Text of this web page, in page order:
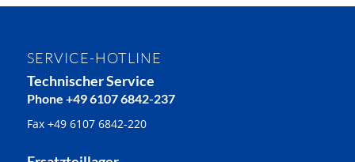
SERVICE-HOTLINE
Technischer Service
Phone +49 6107 6842-237
Fax +49 6107 6842-220